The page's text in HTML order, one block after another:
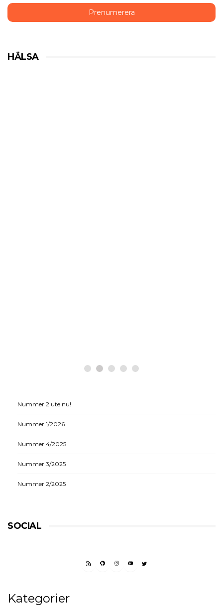
HÄLSA
Nummer 2 ute nu!
Nummer 1/2026
Nummer 4/2025
Nummer 3/2025
Nummer 2/2025
SOCIAL
RSS FEEDFACEBOOK
INSTAGRAM
YOUTUBETWITTER
Kategorier